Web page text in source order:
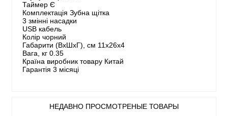
Таймер Є
Комплектація Зубна щітка
3 змінні насадки
USB кабель
Колір чорний
Габарити (ВхШхГ), см 11х26х4
Вага, кг 0.35
Країна виробник товару Китай
Гарантія 3 місяці
НЕДАВНО ПРОСМОТРЕНЫЕ ТОВАРЫ